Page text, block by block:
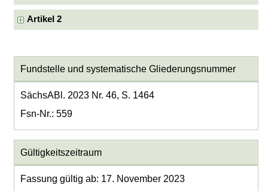
Artikel 2
Fundstelle und systematische Gliederungsnummer
SächsABl. 2023 Nr. 46, S. 1464
Fsn-Nr.: 559
Gültigkeitszeitraum
Fassung gültig ab: 17. November 2023